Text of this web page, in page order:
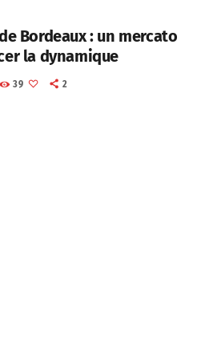
Bordeaux : un mercato
la dynamique
39 2